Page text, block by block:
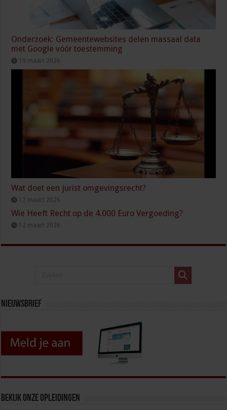
Onderzoek: Gemeentewebsites delen massaal data
met Google vóór toestemming
19 maart 2026
Wat doet een jurist omgevingsrecht?
12 maart 2026
Wie Heeft Recht op de 4.000 Euro Vergoeding?
12 maart 2026
Nieuwsbrief
Bekijk onze opleidingen